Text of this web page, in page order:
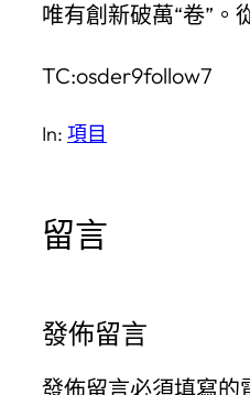
唯有創新破萬“卷”。
TC:osder9follow7
In: 項目
留言
發佈留言
發佈留言必須填寫的